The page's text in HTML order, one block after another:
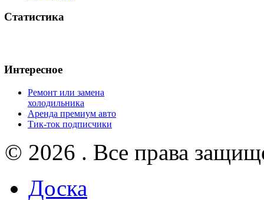
Статистика
Интересное
Ремонт или замена
холодильника
Аренда премиум авто
Тик-ток подписчики
© 2026 . Все права
Доска